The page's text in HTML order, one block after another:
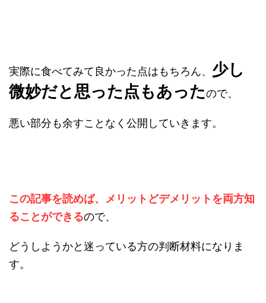
実際に食べてみて良かった点はもちろん、 少し
微妙だと思った点もあったので、
悪い部分も余すことなく公開していきます。
この記事を読めば、
メリットどデメリットを両方知
ることができるので、
どうしようかと迷っている方の判断材料になりま
す。